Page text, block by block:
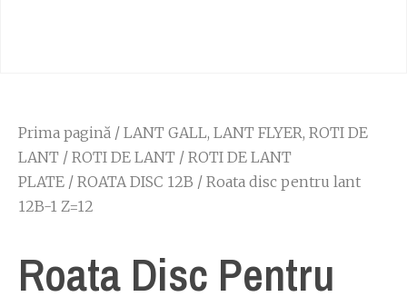
Prima pagină / LANT GALL, LANT FLYER, ROTI DE
LANT / ROTI DE LANT / ROTI DE LANT
PLATE / ROATA DISC 12B / Roata disc pentru lant
12B-1 Z=12
Roata Disc Pentru